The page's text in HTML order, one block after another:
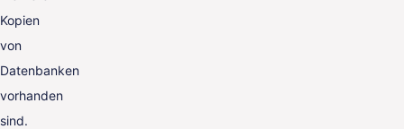
Kopien
von
Datenbanken
vorhanden
sind.